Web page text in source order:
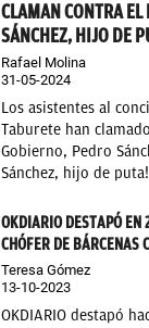
CLAMAN CONTRA
SÁNCHEZ, HIJO DE
Rafael Molina
31-05-2024
Los asistentes al
Taburete han
Gobierno, Pedro
Sánchez, hijo de
OKDIARIO DESTAPÓ EN
CHÓFER DE BÁRCENAS
Teresa Gómez
13-10-2023
OKDIARIO destapó